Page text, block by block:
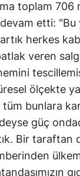
toplam
etti: "Bu
herkes
veren
ölçekte
bunlara
güç
Bir taraftan